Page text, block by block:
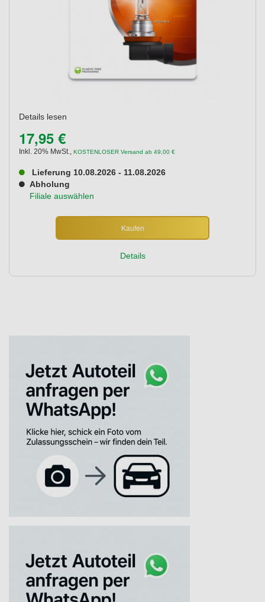
Details lesen
17,95 €
Inkl. 20% MwSt., KOSTENLOSER Versand ab 49,00 €
Lieferung 10.08.2026 - 11.08.2026
Abholung
Filiale auswählen
Kaufen
Details